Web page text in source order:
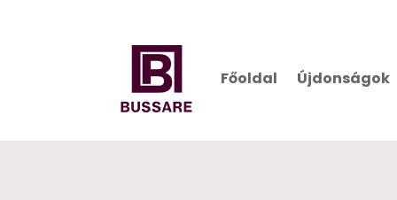
Főoldal Újdonságok